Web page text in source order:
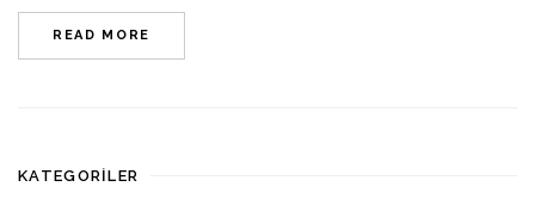
READ MORE
KATEGORILER